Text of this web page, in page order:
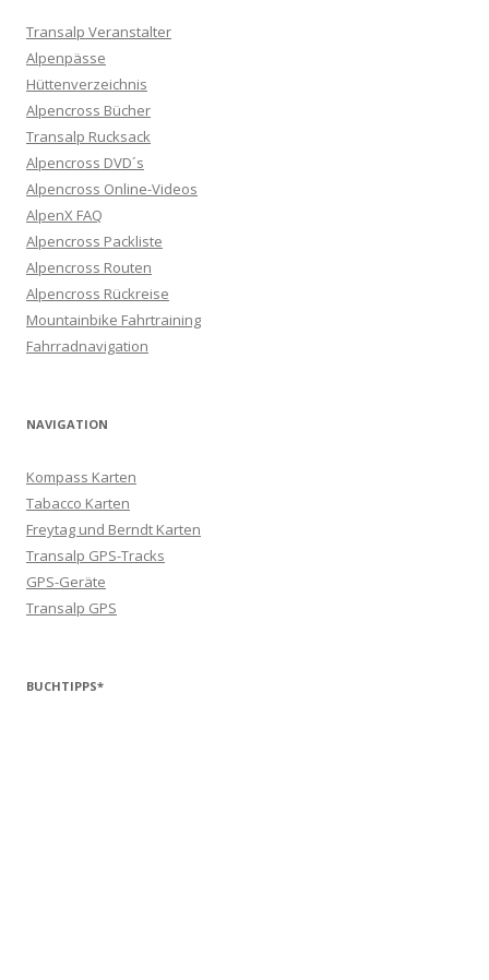
Transalp Veranstalter
Alpenpässe
Hüttenverzeichnis
Alpencross Bücher
Transalp Rucksack
Alpencross DVD´s
Alpencross Online-Videos
AlpenX FAQ
Alpencross Packliste
Alpencross Routen
Alpencross Rückreise
Mountainbike Fahrtraining
Fahrradnavigation
NAVIGATION
Kompass Karten
Tabacco Karten
Freytag und Berndt Karten
Transalp GPS-Tracks
GPS-Geräte
Transalp GPS
BUCHTIPPS*